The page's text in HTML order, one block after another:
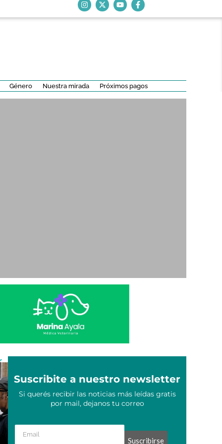
Género Nuestra mirada Próximos pagos
Suscribite a nuestro newsletter
Si querés recibir las noticias más leídas gratis
por mail, dejanos tu correo
Suscribirse